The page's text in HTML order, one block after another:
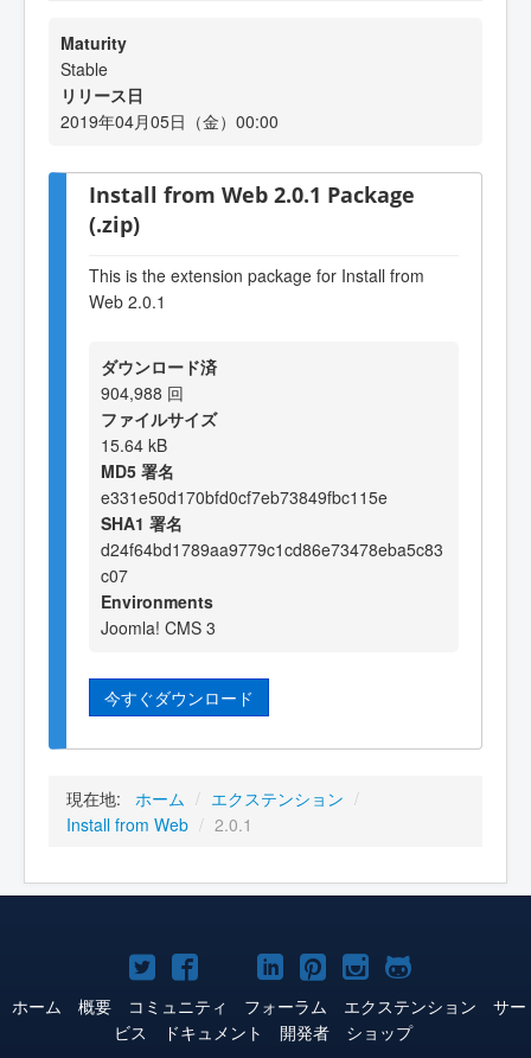
Maturity
Stable
リリース日
2019年04月05日（金）00:00
Install from Web 2.0.1 Package
(.zip)
This is the extension package for Install from
Web 2.0.1
ダウンロード済
904,988 回
ファイルサイズ
15.64 kB
MD5 署名
e331e50d170bfd0cf7eb73849fbc115e
SHA1 署名
d24f64bd1789aa9779c1cd86e73478eba5c83
c07
Environments
Joomla! CMS 3
今すぐダウンロード
現在地: ホーム / エクステンション /
Install from Web / 2.0.1
Joomla!
Twitter
Joomla!
Facebook
Joomla!
YouTube
Joomla!
LinkedIn
Joomla!
Pinterest
Joomla!
Instagram
Joomla!
GitHub
ホーム 概要 コミュニティ フォーラム エクステンション
サー
ビス
ドキュメント 開発者
ショップ